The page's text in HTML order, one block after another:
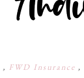
, FWD Insurance ,